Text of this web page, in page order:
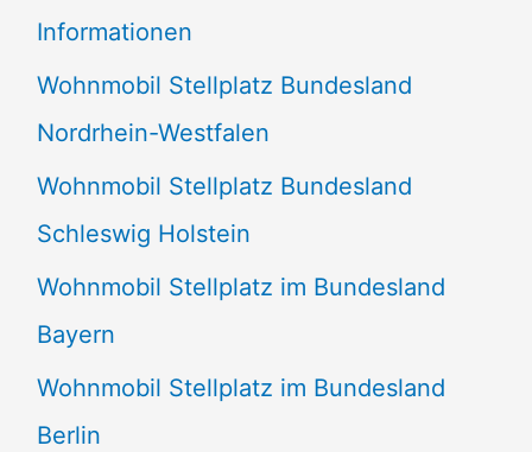
n
n
a
c
h
:
Informationen
Wohnmobil Stellplatz Bundesland
Nordrhein-Westfalen
Wohnmobil Stellplatz Bundesland
Schleswig Holstein
Wohnmobil Stellplatz im Bundesland
Bayern
Wohnmobil Stellplatz im Bundesland
Berlin